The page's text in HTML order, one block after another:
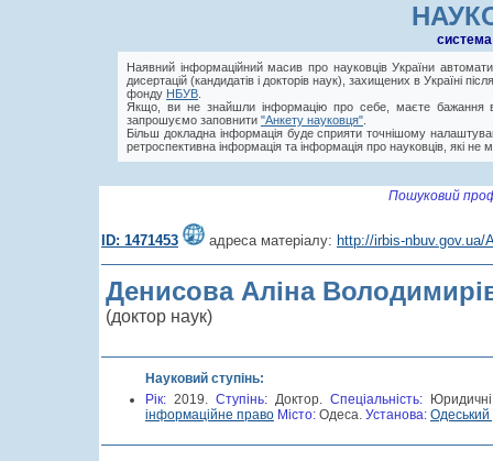
cистема
Наявний інформаційний масив про науковців України
дисертацій (кандидатів і докторів наук), захищених в Україні
фонду НБУВ
Якщо, ви не знайшли інформацію про себе, маєте бажання
запрошуємо заповнити "Анкету науковця"
Більш докладна інформація буде сприяти точнішому
ретроспективна інформація та інформація про науковців, які не
Пошуковий
ID: 1471453 адреса матеріалу: http://irbis-nbuv.gov.ua/
Денисова Аліна
(доктор наук)
Науковий ступінь:
Рік:2019. Cтупінь:Доктор.Спеціальність:
інформаційне право Місто: Одеса. Установа: Одеський